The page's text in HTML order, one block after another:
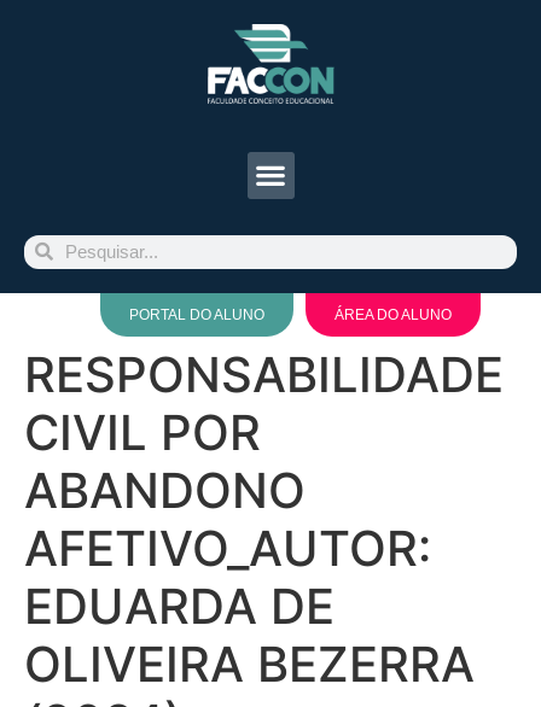
PORTAL DO ALUNO ÁREA DO ALUNO
RESPONSABILIDADE
CIVIL POR
ABANDONO
AFETIVO_AUTOR:
EDUARDA DE
OLIVEIRA BEZERRA